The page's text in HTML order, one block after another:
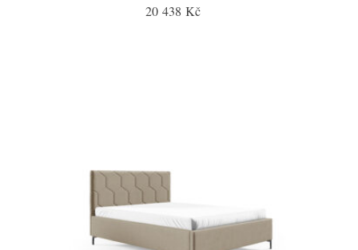
20 438 Kč